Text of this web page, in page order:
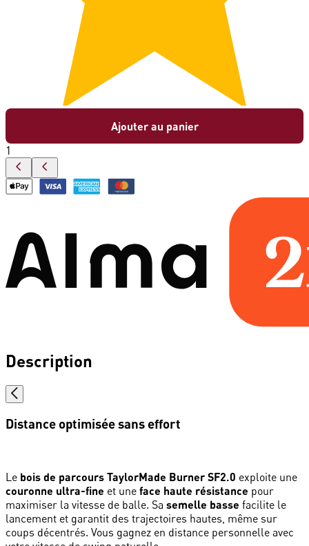
Ajouter au panier
1
Description
Distance optimisée sans effort
Le bois de parcours TaylorMade Burner SF2.0 exploite une
couronne ultra-fine et une face haute résistance pour
maximiser la vitesse de balle. Sa semelle basse facilite le
lancement et garantit des trajectoires hautes, même sur
coups décentrés. Vous gagnez en distance personnelle avec